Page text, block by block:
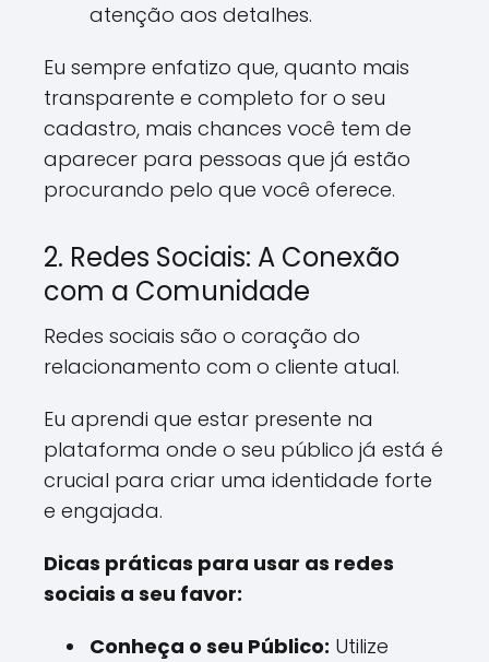
atenção aos detalhes.
Eu sempre enfatizo que, quanto mais
transparente e completo for o seu
cadastro, mais chances você tem de
aparecer para pessoas que já estão
procurando pelo que você oferece.
2. Redes Sociais: A Conexão
com a Comunidade
Redes sociais são o coração do
relacionamento com o cliente atual.
Eu aprendi que estar presente na
plataforma onde o seu público já está é
crucial para criar uma identidade forte
e engajada.
Dicas práticas para usar as redes
sociais a seu favor:
Conheça o seu Público: Utilize